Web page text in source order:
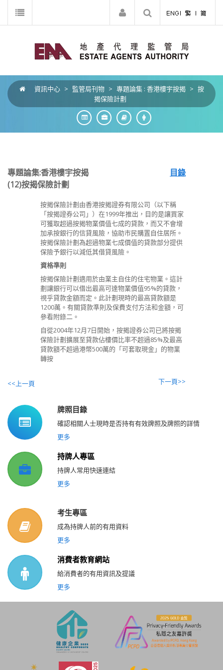
資訊中心 > 監管局刊物 > 專題論集 : 香港樓宇按揭 > 按
揭保險計劃
專題論集:香港樓宇按揭
目錄
(12)按揭保險計劃
按揭保險計劃由香港按揭證券有限公司（以下稱
「按揭證券公司」）在1999年推出，目的是讓買家
可獲取超過按揭物業價值七成的貸款，而又不會增
加承按銀行的信貸風險，協助市民購置自住居所。
按揭保險計劃為超過物業七成價值的貸款部分提供
保險予銀行以減低其借貸風險。
資格準則
按揭保險計劃適用於由業主自住的住宅物業。這計
劃讓銀行可以借出最高可達物業價值95%的貸款，
視乎貸款金額而定。此計劃現時的最高貸款額是
1200萬。有關貸款準則及保費支付方法和金額，可
參看附錄二。
自從2004年12月7日開始，按揭證券公司已將按揭
保險計劃擴展至貸款佔樓價比率不超過85%及最高
貸款額不超過港幣500萬的「可套取現金」的物業
轉按
<<上一頁 下一頁>>
牌照目錄
確認相關人士現時是否持有有效牌照及牌照的詳情
更多
持牌人專區
持牌人常用快速連結
更多
考生專區
成為持牌人前的有用資料
更多
消費者教育網站
給消費者的有用資訊及提議
更多